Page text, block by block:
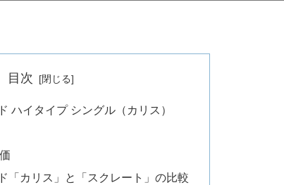
目次
ハイタイプ シングル（カリス）
「カリス」と「スクレート」の比較